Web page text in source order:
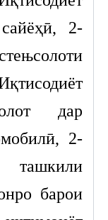
2-
дар
2-
ташкили
барои